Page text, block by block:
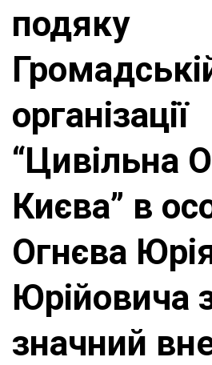
подяку
організації
“Цивільна
Києва” в
Огнєва
Юрійовича
значний